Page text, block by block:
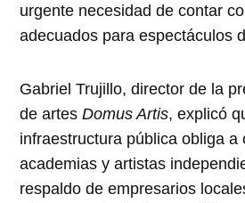
urgente necesidad de contar
adecuados para espectáculos
Gabriel Trujillo, director de la
de artesDomus Artis, explicó
infraestructura pública obliga a
academias y artistas
respaldo de empresarios